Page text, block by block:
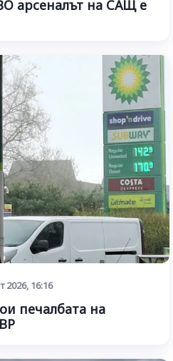
арсеналът на САЩ е
2026, 16:16
печалбата на